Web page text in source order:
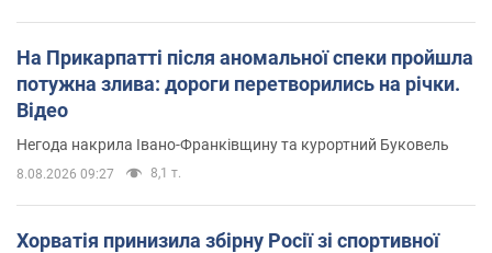
На Прикарпатті після аномальної спеки пройшла
потужна злива: дороги перетворились на річки.
Відео
Негода накрила Івано-Франківщину та курортний Буковель
8.08.2026 09:27 8,1 т.
Хорватія принизила збірну Росії зі спортивної